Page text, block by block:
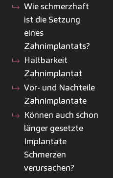
Wie schmerzhaft
ist die Setzung
eines
Zahnimplantats?
Haltbarkeit
Zahnimplantat
Vor- und Nachteile
Zahnimplantate
Können auch schon
länger gesetzte
Implantate
Schmerzen
verursachen?